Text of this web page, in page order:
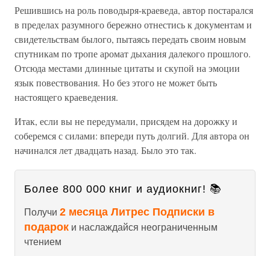
Решившись на роль поводыря-краеведа, автор постарался
в пределах разумного бережно отнестись к документам и
свидетельствам былого, пытаясь передать своим новым
спутникам по тропе аромат дыхания далекого прошлого.
Отсюда местами длинные цитаты и скупой на эмоции
язык повествования. Но без этого не может быть
настоящего краеведения.
Итак, если вы не передумали, присядем на дорожку и
соберемся с силами: впереди путь долгий. Для автора он
начинался лет двадцать назад. Было это так.
Более 800 000 книг и аудиокниг! 📚
Получи 2 месяца Литрес Подписки в
подарок и наслаждайся неограниченным
чтением